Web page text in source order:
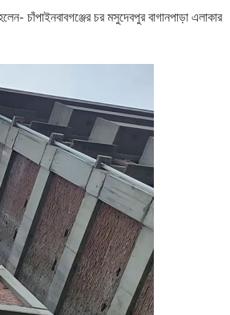
চাঁপাইনবাবগঞ্জের চর মসুদেবপুর বাগানপাড়া এলাকার